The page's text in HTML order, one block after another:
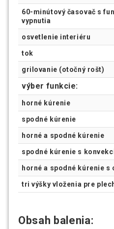
60-minútový časovač s
vypnutia
osvetlenie interiéru
tok
grilovanie (otočný rošt)
výber funkcie:
horné kúrenie
spodné kúrenie
horné a spodné kúrenie
spodné kúrenie s
horné a spodné kúrenie
tri výšky vloženia pre
Obsah balenia: